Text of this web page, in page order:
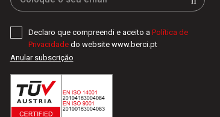
Declaro que compreendi e aceito a Política de
Privacidadedo website www.berci.pt
Anular subscriçăo